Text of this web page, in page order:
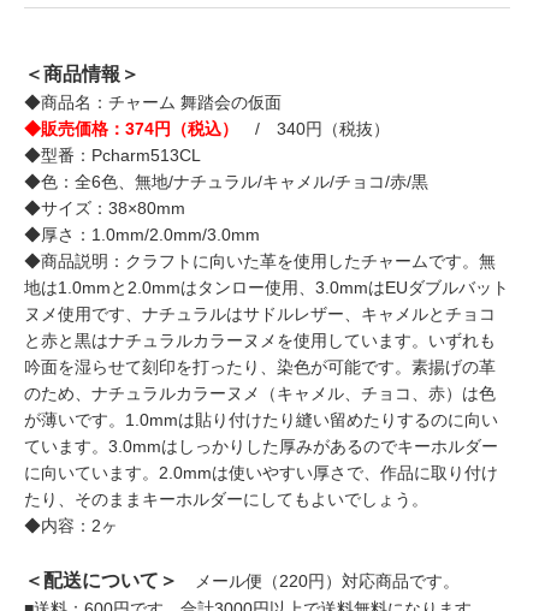
＜商品情報＞
◆商品名：チャーム 舞踏会の仮面
◆販売価格：374円（税込）
/ 340円（税抜）
◆型番：Pcharm513CL
◆色：全6色、無地/ナチュラル/キャメル/チョコ/赤/黒
◆サイズ：38×80mm
◆厚さ：1.0mm/2.0mm/3.0mm
◆商品説明：クラフトに向いた革を使用したチャームです。無
地は1.0mmと2.0mmはタンロー使用、3.0mmはEUダブルバット
ヌメ使用です、ナチュラルはサドルレザー、キャメルとチョコ
と赤と黒はナチュラルカラーヌメを使用しています。いずれも
吟面を湿らせて刻印を打ったり、染色が可能です。素揚げの革
のため、ナチュラルカラーヌメ（キャメル、チョコ、赤）は色
が薄いです。1.0mmは貼り付けたり縫い留めたりするのに向い
ています。3.0mmはしっかりした厚みがあるのでキーホルダー
に向いています。2.0mmは使いやすい厚さで、作品に取り付け
たり、そのままキーホルダーにしてもよいでしょう。
◆内容：2ヶ
＜配送について＞
メール便（220円）対応商品です。